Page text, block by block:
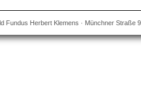
Fundus Herbert Klemens · Münchner Straße